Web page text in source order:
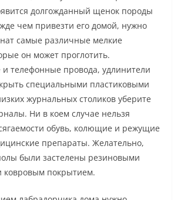
долгожданный щенок породы
чем привезти его домой, нужно
самые различные мелкие
он может проглотить.
и телефонные провода, удлинители
специальными пластиковыми
журнальных столиков уберите
Ни в коем случае нельзя
обувь, колющие и режущие
препараты. Желательно,
были застелены резиновыми
ковровым покрытием.